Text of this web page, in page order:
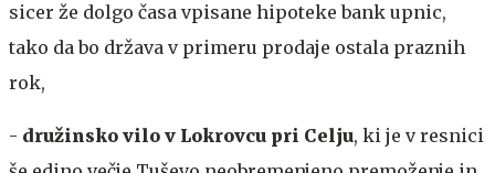
sicer že dolgo časa vpisane hipoteke bank upnic,
tako da bo država v primeru prodaje ostala praznih
rok,
- družinsko vilo v Lokrovcu pri Celju, ki je v resnici